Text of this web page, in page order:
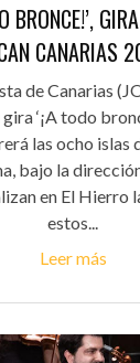
BRONCE!’,
CANARIAS
de Canarias
‘¡A todo
las ocho islas
bajo la
en El Hierro
estos...
Leer más